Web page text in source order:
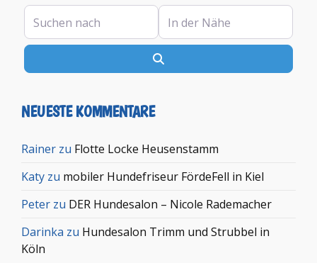
Suchen nach In der Nähe
NEUESTE KOMMENTARE
Rainer zu Flotte Locke Heusenstamm
Katy zu mobiler Hundefriseur FördeFell in Kiel
Peter zu DER Hundesalon – Nicole Rademacher
Darinka zu Hundesalon Trimm und Strubbel in
Köln